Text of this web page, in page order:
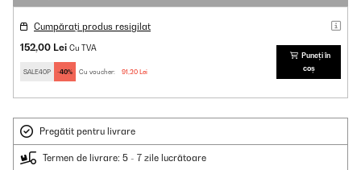
Cumpărați produs resigilat
152,00 Lei Cu TVA
SALE40P -40% Cu voucher: 91,20 Lei
Puneți în
coș
Pregătit pentru livrare
Termen de livrare: 5 - 7 zile lucrătoare